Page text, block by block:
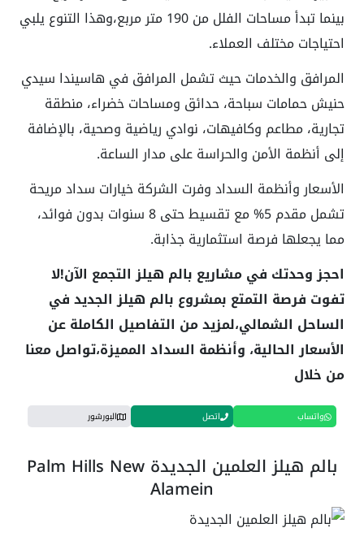
بينما تبدأ مساحات الفلل من 190 متر مربع،وهذا التنوع يلبي
احتياجات مختلف العملاء.
المرافق والخدمات حيث تشمل المرافق في هاسيندا سيدي
حنيش حمامات سباحة، حدائق ومساحات خضراء، منطقة
تجارية، مطاعم وكافيهات، نوادي رياضية وصحية، بالإضافة
إلى أنظمة الأمن والحراسة على مدار الساعة.
الأسعار وأنظمة السداد وفرت الشركة خيارات سداد مريحة
تشمل مقدم 5% مع تقسيط حتى 8 سنوات بدون فوائد،
مما يجعلها فرصة استثمارية جذابة.
احجز وحدتك في مشاريع بالم هيلز التجمع الآن!لا
تفوت فرصة التمتع بمشروع بالم هيلز الجديد في
الساحل الشمالي،لمزيد من التفاصيل الكاملة عن
الأسعار الحالية، وأنظمة السداد المميزة،تواصل معنا
من خلال
واتساب اتصل البورشور
بالم هيلز العلمين الجديدة Palm Hills New
Alamein